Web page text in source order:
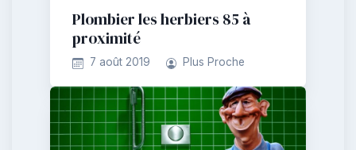
Plombier les herbiers 85 à
proximité
7 août 2019 Plus Proche